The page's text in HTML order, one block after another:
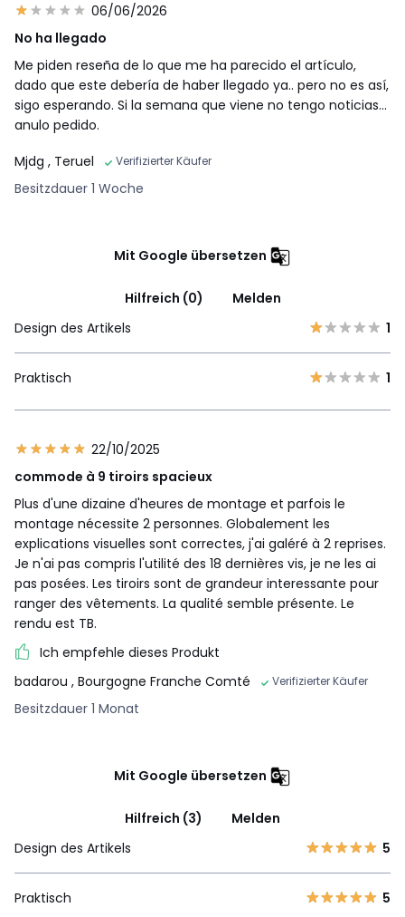
06/06/2026
No ha llegado
Me piden reseña de lo que me ha parecido el artículo,
dado que este debería de haber llegado ya.. pero no es así,
sigo esperando. Si la semana que viene no tengo noticias...
anulo pedido.
Mjdg , Teruel Verifizierter Käufer
Besitzdauer 1 Woche
Mit Google übersetzen
Hilfreich (0)
Melden
Design des Artikels
1
Praktisch 1
22/10/2025
commode à 9 tiroirs spacieux
Plus d'une dizaine d'heures de montage et parfois le
montage nécessite 2 personnes. Globalement les
explications visuelles sont correctes, j'ai galéré à 2 reprises.
Je n'ai pas compris l'utilité des 18 dernières vis, je ne les ai
pas posées. Les tiroirs sont de grandeur interessante pour
ranger des vêtements. La qualité semble présente. Le
rendu est TB.
Ich empfehle dieses Produkt
badarou , Bourgogne Franche Comté Verifizierter Käufer
Besitzdauer 1 Monat
Mit Google übersetzen
Hilfreich (3)
Melden
Design des Artikels
5
Praktisch 5